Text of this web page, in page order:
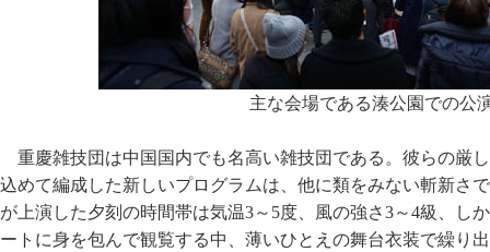
主な会場である湊公園での公
重慶雑技団は中国国内でも名高い雑技団である。彼らの厳
込めて編成した新しいプログラムは、他に類をみない斬新さ
が上演した夕刻の時間帯は気温3～5度、風の強さ3～4級、し
ートに身を包んで観覧する中、薄いひとえの舞台衣装で繰り